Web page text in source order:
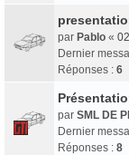
par Pablo «
Dernier
Réponses : 6
par SML DE
Dernier
Réponses : 8